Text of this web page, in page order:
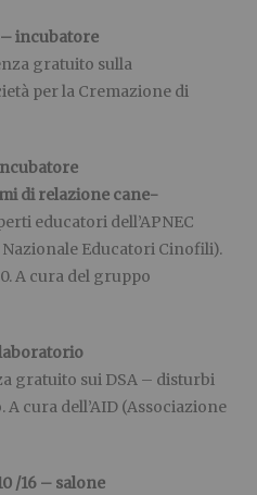
– incubatore
gratuito sulla
per la Cremazione di
di relazione cane-
educatori dell’APNEC
Educatori Cinofili).
A cura del gruppo
gratuito sui DSA – disturbi
cura dell’AID (Associazione
/16 – salone